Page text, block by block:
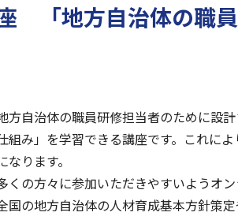
「地方自治体の職
方自治体の職員研修担当者のために設
組み」を学習できる講座です。これに
なります。
くの方々に参加いただきやすいようオン
国の地方自治体の人材育成基本方針策